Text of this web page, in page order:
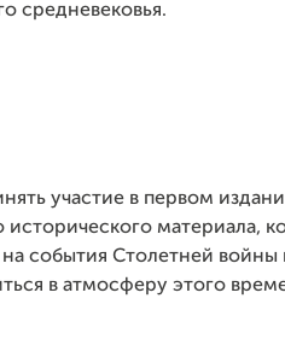
средневековья.
участие в первом
исторического материала,
на события Столетней войны
в атмосферу этого